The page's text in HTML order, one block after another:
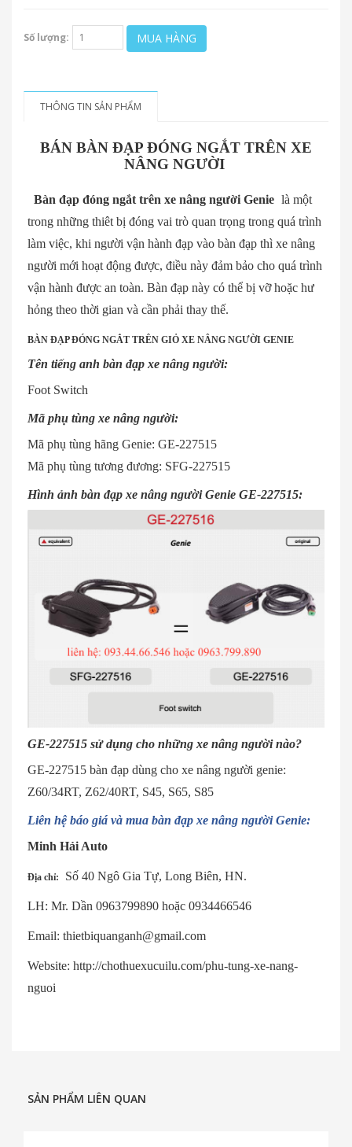
Số lượng: MUA HÀNG
THÔNG TIN SẢN PHẨM
BÁN BÀN ĐẠP ĐÓNG NGẮT TRÊN XE
NÂNG NGƯỜI
Bàn đạp đóng ngắt trên xe nâng người Genie là một
trong những thiêt bị đóng vai trò quan trọng trong quá trình
làm việc, khi người vận hành đạp vào bàn đạp thì xe nâng
người mới hoạt động được, điều này đảm bảo cho quá trình
vận hành được an toàn. Bàn đạp này có thể bị vỡ hoặc hư
hỏng theo thời gian và cần phải thay thế.
BÀN ĐẠP ĐÓNG NGẮT TRÊN GIỎ XE NÂNG NGƯỜI GENIE
Tên tiếng anh bàn đạp xe nâng người:
Foot Switch
Mã phụ tùng xe nâng người:
Mã phụ tùng hãng Genie: GE-227515
Mã phụ tùng tương đương: SFG-227515
Hình ảnh bàn đạp xe nâng người Genie GE-227515:
GE-227515 sử dụng cho những xe nâng người nào?
GE-227515 bàn đạp dùng cho xe nâng người genie:
Z60/34RT, Z62/40RT, S45, S65, S85
Liên hệ báo giá và mua bàn đạp xe nâng người Genie:
Minh Hải Auto
Địa chỉ: Số 40 Ngô Gia Tự, Long Biên, HN.
LH: Mr. Dần 0963799890 hoặc 0934466546
Email: thietbiquanganh@gmail.com
Website: http://chothuexucuilu.com/phu-tung-xe-nang-
nguoi
SẢN PHẨM LIÊN QUAN